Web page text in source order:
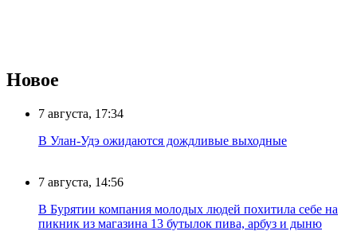
Новое
7 августа, 17:34
В Улан-Удэ ожидаются дождливые выходные
7 августа, 14:56
В Бурятии компания молодых людей похитила себе на
пикник из магазина 13 бутылок пива, арбуз и дыню